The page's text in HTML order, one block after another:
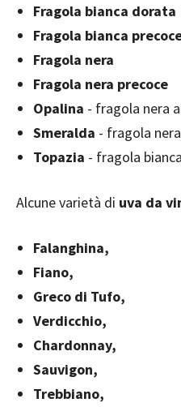
Fragola bianca dorata
Fragola bianca
Fragola nera
Fragola nera precoce
Opalina - fragola nera
Smeralda - fragola
Topazia - fragola
Alcune varietà di uva da
Falanghina,
Fiano,
Greco di Tufo,
Verdicchio,
Chardonnay,
Sauvigon,
Trebbiano,